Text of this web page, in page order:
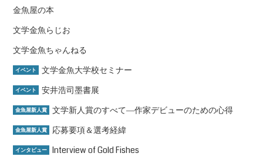
金魚屋の本
文学金魚らじお
文学金魚ちゃんねる
イベント 文学金魚大学校セミナー
イベント 安井浩司墨書展
金魚屋新人賞 文学新人賞のすべて―作家デビューのための心得
金魚屋新人賞 応募要項＆選考経緯
インタビュー Interview of Gold Fishes